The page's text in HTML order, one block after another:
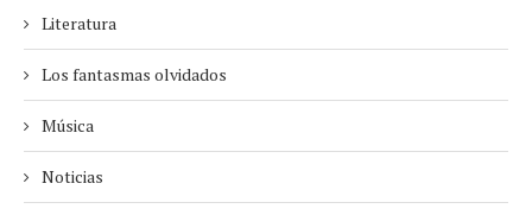
Literatura
Los fantasmas olvidados
Música
Noticias